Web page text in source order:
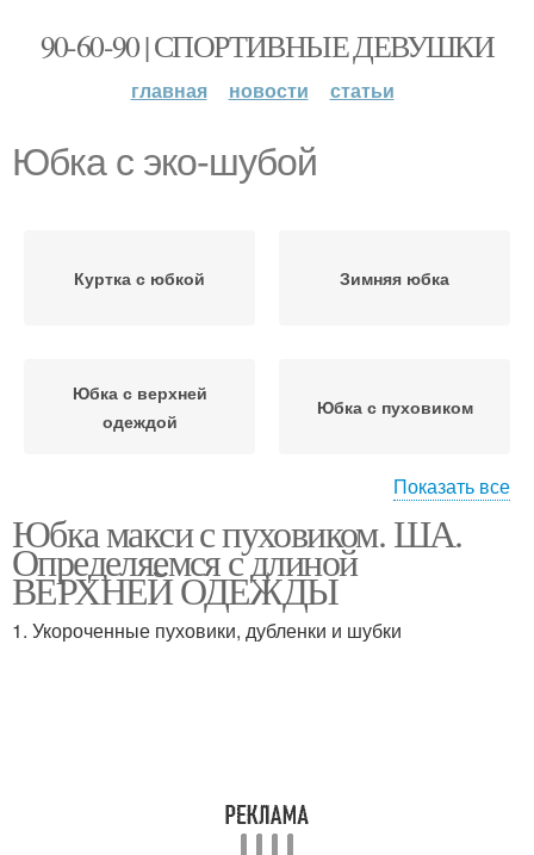
90-60-90 | СПОРТИВНЫЕ ДЕВУШКИ
главная новости статьи
Юбка с эко-шубой
Куртка с юбкой Зимняя юбка
Юбка с верхней
одеждой
Юбка с пуховиком
Юбка с пальто Юбка с дубленкой
Показать все
Юбка макси с пуховиком. ША.
Определяемся с длиной
ВЕРХНЕЙ ОДЕЖДЫ
1. Укороченные пуховики, дубленки и шубки